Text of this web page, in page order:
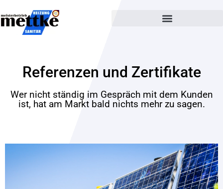
Referenzen und Zertifikate
Wer nicht ständig im Gespräch mit dem Kunden
ist, hat am Markt bald nichts mehr zu sagen.